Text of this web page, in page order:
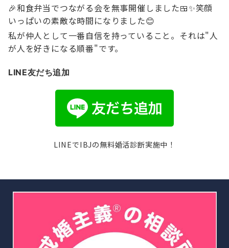
🎉和食弁当でつながる会を無事開催しました🍱✨笑顔
いっぱいの素敵な時間になりました😊
私が仲人として一番自信を持っていること。それは"人
が人を好きになる順番"です。
LINE友だち追加
LINEでIBJの無料婚活診断実施中！